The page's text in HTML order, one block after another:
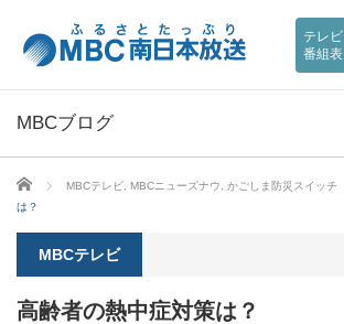
テレビ
番組表
MBCブログ
ホーム MBCテレビ MBCニューズナウ かごしま防災スイッチ
は？
MBCテレビ
高齢者の熱中症対策は？